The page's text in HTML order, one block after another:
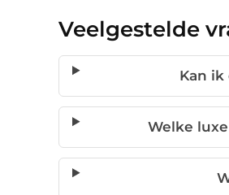
Veelgestelde
Kan
Welke